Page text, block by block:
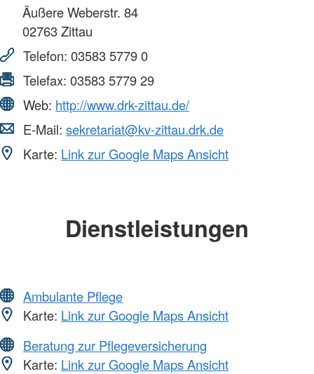
Äußere Weberstr. 84
02763Zittau
Telefon: 03583 5779 0
Telefax: 03583 5779 29
Web: http://www.drk-zittau.de/
E-Mail: sekretariat@kv-zittau.drk.de
Karte: Link zur Google Maps Ansicht
Dienstleistungen
Ambulante Pflege
Karte: Link zur Google Maps Ansicht
Beratung zur Pflegeversicherung
Karte: Link zur Google Maps Ansicht